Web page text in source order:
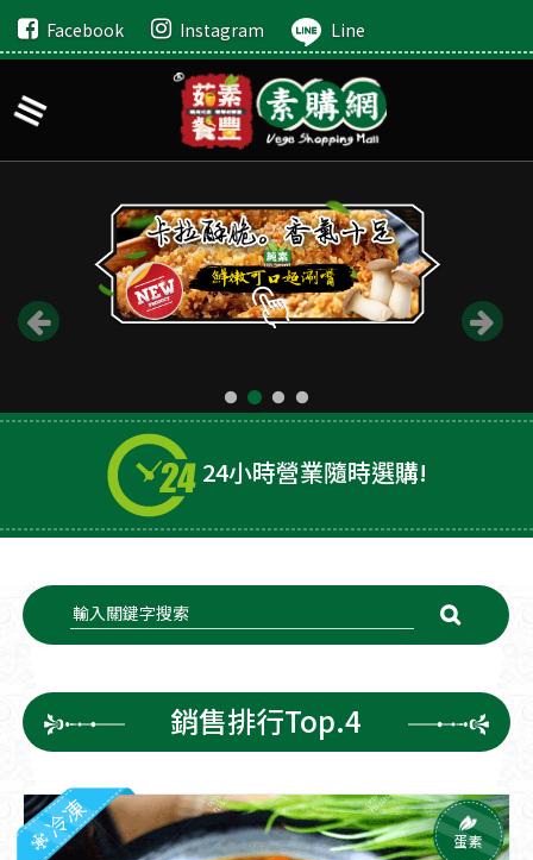
Facebook Instagram Line
24小時營業隨時選購!
銷售排行Top.4
冷凍 蛋素